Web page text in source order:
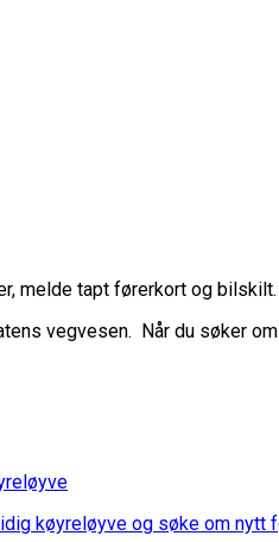
melde tapt førerkort og bilskilt.
vegvesen. Når du søker
køyreløyve og søke om nytt